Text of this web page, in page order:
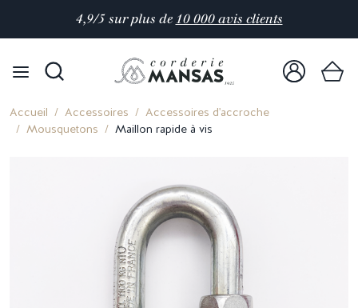
4,9/5 sur plus de 10 000 avis clients
Accueil Accessoires
Accessoires d'accroche
Mousquetons
Maillon rapide à vis